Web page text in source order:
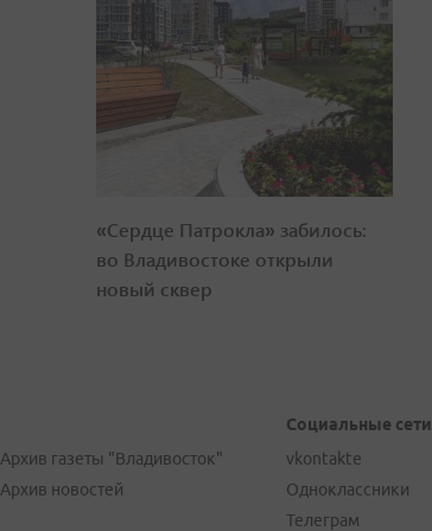
«Сердце Патрокла» забилось:
во Владивостоке открыли
новый сквер
Архив газеты "Владивосток"
Архив новостей
Социальные сети
vkontakte
Одноклассники
Телеграм